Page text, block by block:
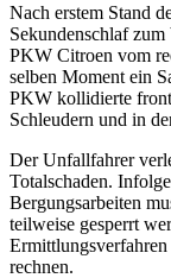
Nach erstem Stand
Sekundenschlaf
PKW Citroen vom
selben Moment ein
PKW kollidierte
Schleudern und in
Der Unfallfahrer
Totalschaden.
Bergungsarbeiten
teilweise gesperrt
rechnen.